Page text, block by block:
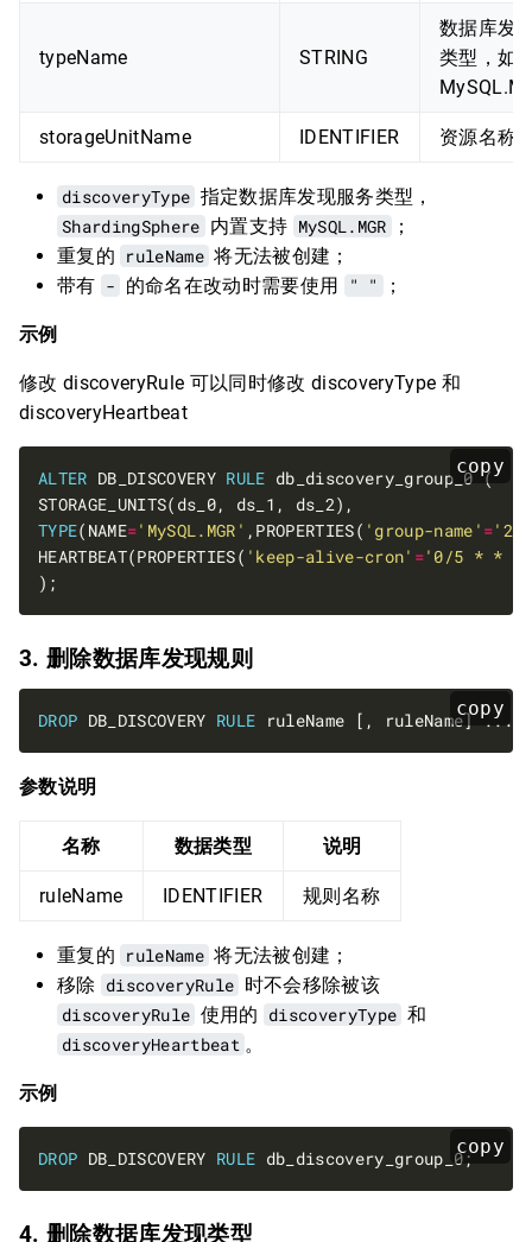
typeName STRING
数据库发
类型，如
storageUnitName IDENTIFIER 资源名称
discoveryType 指定数据库发现服务类型，
ShardingSphere 内置支持 MySQL.MGR
；
重复的 ruleName 将无法被创建；
带有 - 的命名在改动时需要使用 " " ；
示例
修改 discoveryRule 可以同时修改 discoveryType 和
discoveryHeartbeat
copy
ALTER DB_DISCOVERY RULE
TYPE(NAME='MySQL.MGR' ,PROPERTIES( 'group-name' =
HEARTBEAT(PROPERTIES( 'keep-alive-cron' ='0/5 * * *
3. 删除数据库发现规则
copy
DROP DB_DISCOVERY RULE
参数说明
名称 数据类型 说明
ruleName IDENTIFIER 规则名称
重复的 ruleName 将无法被创建；
移除 discoveryRule 时不会移除被该
discoveryRule 使用的 discoveryType 和
discoveryHeartbeat 。
示例
copy
DROP DB_DISCOVERY RULE db_discovery_group_0;
4. 删除数据库发现类型